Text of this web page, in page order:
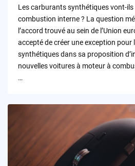
Les carburants synthétiques vont-ils
combustion interne ? La question
l’accord trouvé au sein de l’Union
accepté de créer une exception
synthétiques dans sa proposition
nouvelles voitures à moteur à
…